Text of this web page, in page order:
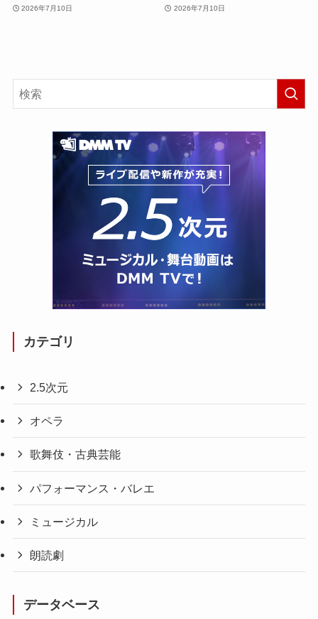
2026年7月10日 2026年7月10日
カテゴリ
2.5次元
オペラ
歌舞伎・古典芸能
パフォーマンス・バレエ
ミュージカル
朗読劇
データベース